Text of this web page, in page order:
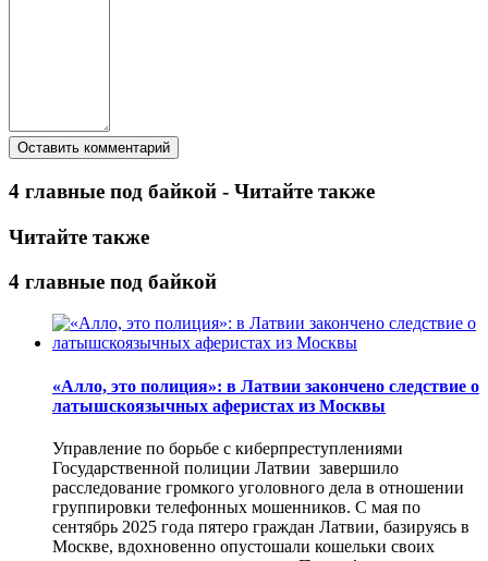
4 главные под байкой - Читайте также
Читайте также
4 главные под байкой
«Алло, это полиция»: в Латвии закончено следствие о
латышскоязычных аферистах из Москвы
Управление по борьбе с киберпреступлениями
Государственной полиции Латвии завершило
расследование громкого уголовного дела в отношении
группировки телефонных мошенников. С мая по
сентябрь 2025 года пятеро граждан Латвии, базируясь в
Москве, вдохновенно опустошали кошельки своих